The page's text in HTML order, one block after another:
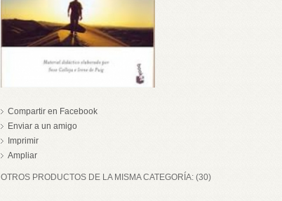
Compartir en Facebook
Enviar a un amigo
Imprimir
Ampliar
OTROS PRODUCTOS DE LA MISMA CATEGORÍA: (30)